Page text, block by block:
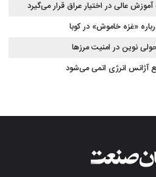
عالی در اختیار عراق قرار می‌گیرد
«غزه‌ خاموش» در کوبا
نوین در امنیت مرزها
آژانس انرژی اتمی می‌شود